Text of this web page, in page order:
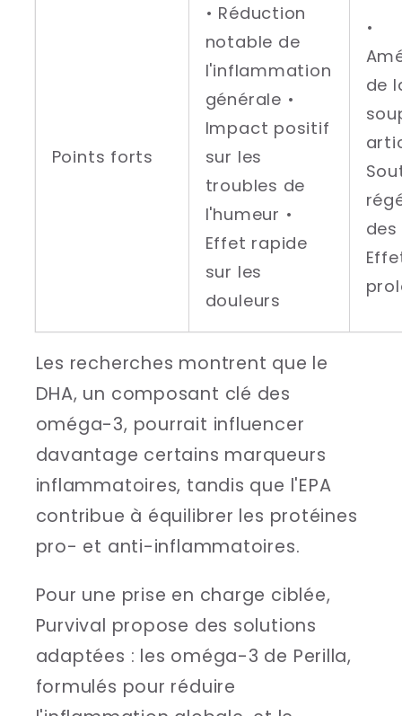
Points forts
• Réduction
notable de
l'inflammation
générale •
Impact positif
sur les
troubles de
l'humeur •
Effet rapide
sur les
douleurs
•
de
Les recherches montrent que le
DHA, un composant clé des
oméga-3, pourrait influencer
davantage certains marqueurs
inflammatoires, tandis que l'EPA
contribue à équilibrer les protéines
pro- et anti-inflammatoires.
Pour une prise en charge ciblée,
Purvival propose des solutions
adaptées : les oméga-3 de Perilla,
formulés pour réduire